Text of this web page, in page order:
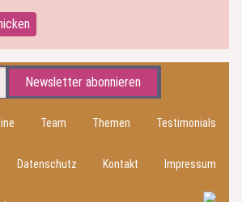
Newsletter abonnieren
Team Themen Testimonials
Datenschutz Kontakt Impressum